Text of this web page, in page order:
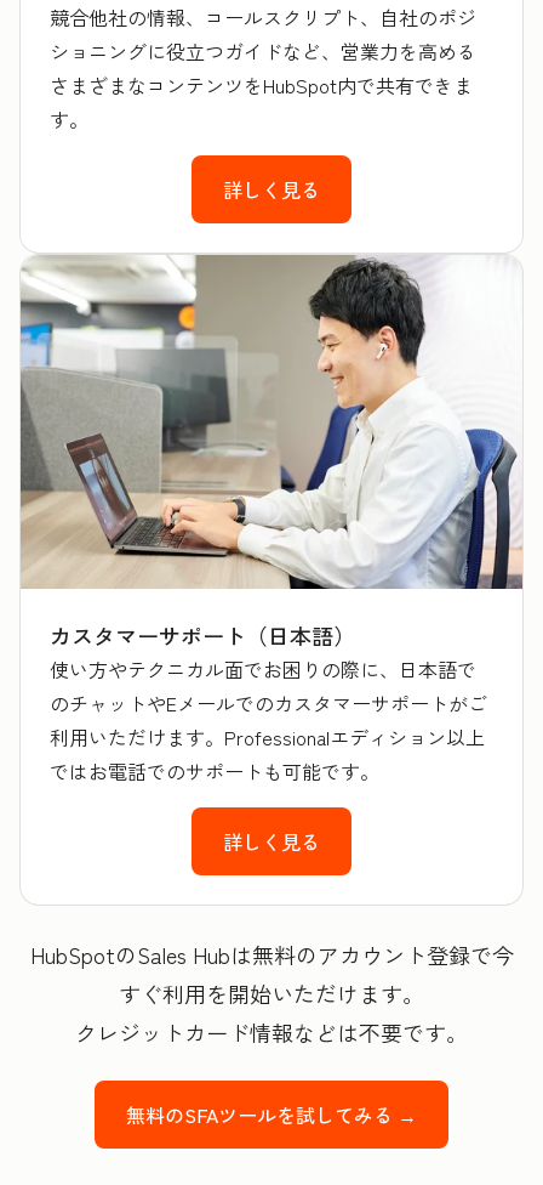
競合他社の情報、コールスクリプト、自社のポジ
ショニングに役立つガイドなど、営業力を高める
さまざまなコンテンツをHubSpot内で共有できま
す。
詳しく見る
カスタマーサポート（日本語）
使い方やテクニカル面でお困りの際に、日本語で
のチャットやEメールでのカスタマーサポートがご
利用いただけます。Professionalエディション以上
ではお電話でのサポートも可能です。
詳しく見る
HubSpotのSales Hubは無料のアカウント登録で今
すぐ利用を開始いただけます。
クレジットカード情報などは不要です。
無料のSFAツールを試してみる →